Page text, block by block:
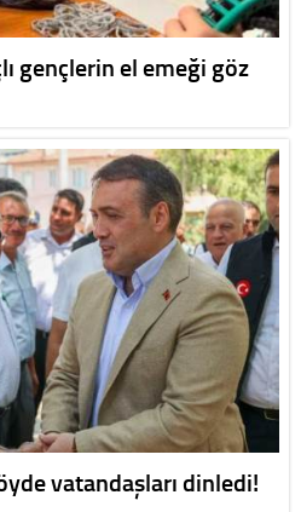
gençlerin el emeği göz
vatandaşları dinledi!